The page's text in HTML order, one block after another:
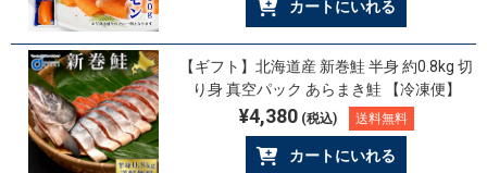
カートにいれる
【ギフト】北海道産 新巻鮭 半身 約0.8kg 切
り身 真空パック あらまき鮭 【冷凍便】
¥4,380(税込) 送料無料
カートにいれる